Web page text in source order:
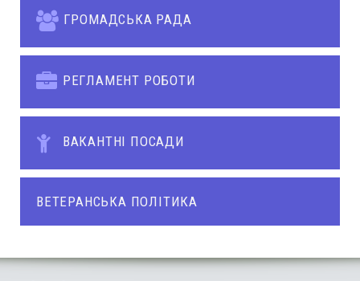
ГРОМАДСЬКА РАДА
РЕГЛАМЕНТ РОБОТИ
ВАКАНТНІ ПОСАДИ
ВЕТЕРАНСЬКА ПОЛІТИКА